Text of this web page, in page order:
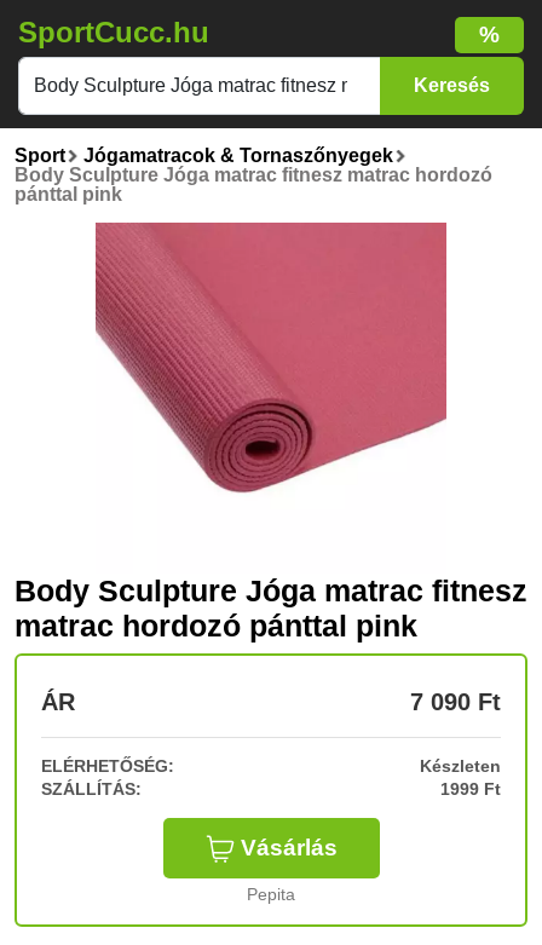
SportCucc.hu %
Sport
Jógamatracok & Tornaszőnyegek
Body Sculpture Jóga matrac fitnesz matrac hordozó
pánttal pink
Body Sculpture Jóga matrac fitnesz
matrac hordozó pánttal pink
ÁR 7 090 Ft
ELÉRHETŐSÉG:
Készleten
SZÁLLÍTÁS:
1999 Ft
Vásárlás
Pepita